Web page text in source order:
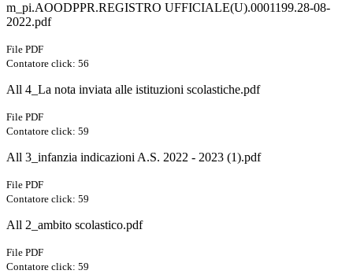
m_pi.AOODPPR.REGISTRO UFFICIALE(U).0001199.28-08-
2022.pdf
File PDF
Contatore click: 56
All 4_La nota inviata alle istituzioni scolastiche.pdf
File PDF
Contatore click: 59
All 3_infanzia indicazioni A.S. 2022 - 2023 (1).pdf
File PDF
Contatore click: 59
All 2_ambito scolastico.pdf
File PDF
Contatore click: 59